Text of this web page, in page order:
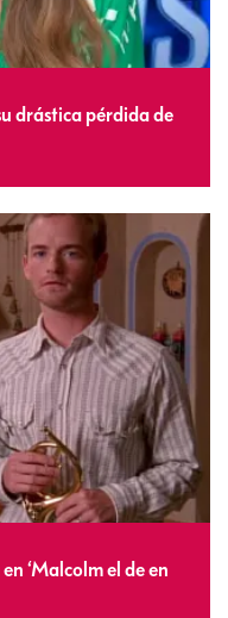
drástica pérdida de
‘Malcolm el de en